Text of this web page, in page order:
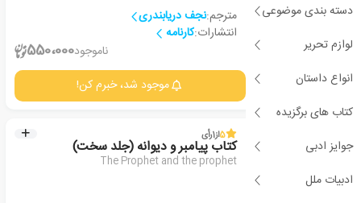
دسته بندی موضوعی
لوازم تحریر
انواع داستان
کتاب های برگزیده
جوایز ادبی
ادبیات ملل
مترجم:نجف دریابندری
انتشارات:کارنامه
ناموجود550،000
جزئیات موجود شد، خبرم کن!
5از1رأی
کتاب پیامبر و دیوانه (جلد سخت)
The Prophet and the prophet